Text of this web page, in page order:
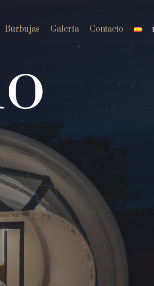
Burbujas Galería Contacto